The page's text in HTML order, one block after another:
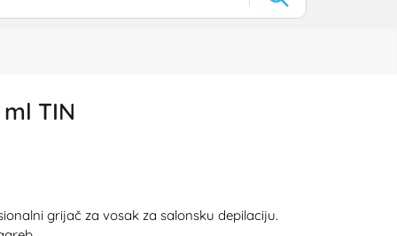
TIN
grijač za vosak za salonsku depilaciju.